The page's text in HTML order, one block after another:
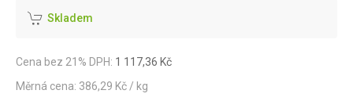
Skladem
Cena bez 21% DPH: 1 117,36 Kč
Měrná cena: 386,29 Kč / kg